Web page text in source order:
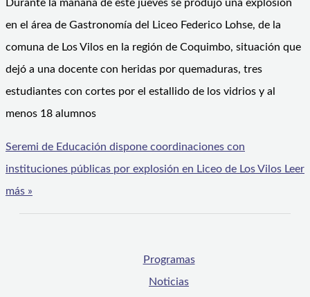
Durante la mañana de este jueves se produjo una explosión
en el área de Gastronomía del Liceo Federico Lohse, de la
comuna de Los Vilos en la región de Coquimbo, situación que
dejó a una docente con heridas por quemaduras, tres
estudiantes con cortes por el estallido de los vidrios y al
menos 18 alumnos
Seremi de Educación dispone coordinaciones con
instituciones públicas por explosión en Liceo de Los Vilos Leer
más »
Programas
Noticias